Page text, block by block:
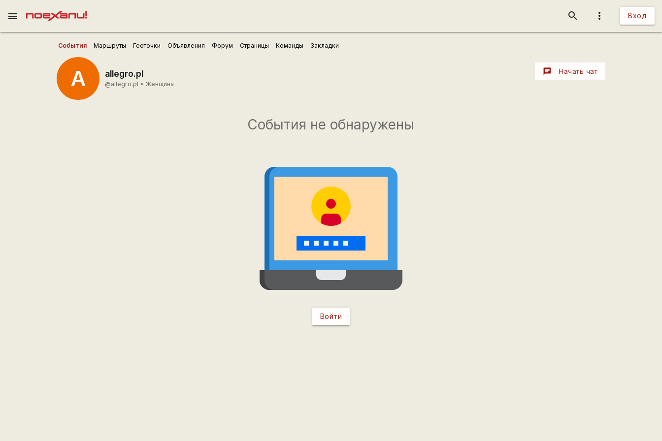
more_vert Вход
search
menu
События Маршруты Геоточки Объявления Форум Страницы Команды Закладки
A allegro.pl
@allegro.pl • Женщина
chat Начать чат
События не обнаружены
Войти